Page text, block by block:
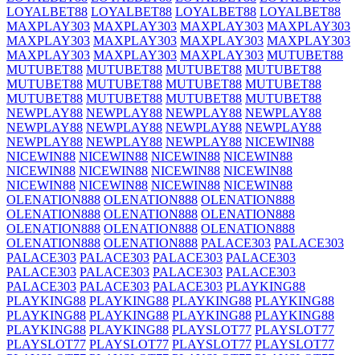
LOYALBET88 LOYALBET88 LOYALBET88 LOYALBET88
MAXPLAY303 MAXPLAY303 MAXPLAY303 MAXPLAY303
MAXPLAY303 MAXPLAY303 MAXPLAY303 MAXPLAY303
MAXPLAY303 MAXPLAY303 MAXPLAY303 MUTUBET88
MUTUBET88 MUTUBET88 MUTUBET88 MUTUBET88
MUTUBET88 MUTUBET88 MUTUBET88 MUTUBET88
MUTUBET88 MUTUBET88 MUTUBET88 MUTUBET88
NEWPLAY88 NEWPLAY88 NEWPLAY88 NEWPLAY88
NEWPLAY88 NEWPLAY88 NEWPLAY88 NEWPLAY88
NEWPLAY88 NEWPLAY88 NEWPLAY88 NICEWIN88
NICEWIN88 NICEWIN88 NICEWIN88 NICEWIN88
NICEWIN88 NICEWIN88 NICEWIN88 NICEWIN88
NICEWIN88 NICEWIN88 NICEWIN88 NICEWIN88
OLENATION888 OLENATION888 OLENATION888
OLENATION888 OLENATION888 OLENATION888
OLENATION888 OLENATION888 OLENATION888
OLENATION888 OLENATION888 PALACE303 PALACE303
PALACE303 PALACE303 PALACE303 PALACE303
PALACE303 PALACE303 PALACE303 PALACE303
PALACE303 PALACE303 PALACE303 PLAYKING88
PLAYKING88 PLAYKING88 PLAYKING88 PLAYKING88
PLAYKING88 PLAYKING88 PLAYKING88 PLAYKING88
PLAYKING88 PLAYKING88 PLAYSLOT77 PLAYSLOT77
PLAYSLOT77 PLAYSLOT77 PLAYSLOT77 PLAYSLOT77